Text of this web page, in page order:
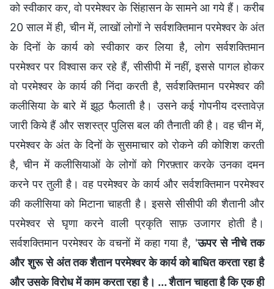
को स्वीकार कर, वो परमेश्वर के सिंहासन के सामने आ गये हैं। करीब
20 साल में ही, चीन में, लाखों लोगों ने सर्वशक्तिमान परमेश्वर के अंत
के दिनों के कार्य को स्वीकार कर लिया है, लोग सर्वशक्तिमान
परमेश्वर पर विश्वास कर रहे हैं, सीसीपी में नहीं, इससे पागल होकर
वो परमेश्वर के कार्य की निंदा करती है, सर्वशक्तिमान परमेश्वर की
कलीसिया के बारे में झूठ फैलाती है। उसने कई गोपनीय दस्तावेज़
जारी किये हैं और सशस्त्र पुलिस बल की तैनाती की है। वह चीन में,
परमेश्वर के अंत के दिनों के सुसमाचार को रोकने की कोशिश करती
है, चीन में कलीसियाओं के लोगों को गिरफ़्तार करके उनका दमन
करने पर तुली है। वह परमेश्वर के कार्य और सर्वशक्तिमान परमेश्वर
की कलीसिया को मिटाना चाहती है। इससे सीसीपी की शैतानी और
परमेश्वर से घृणा करने वाली प्रकृति साफ़ उजागर होती है।
सर्वशक्तिमान परमेश्वर के वचनों में कहा गया है, 'ऊपर से नीचे तक
और शुरू से अंत तक शैतान परमेश्वर के कार्य को बाधित करता रहा है
और उसके विरोध में काम करता रहा है। ... शैतान चाहता है कि एक ही